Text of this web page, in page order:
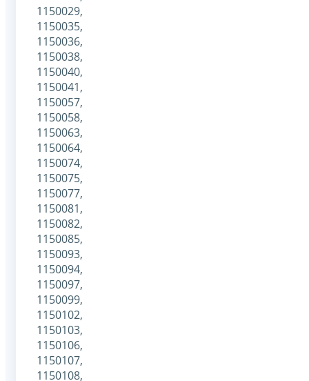
1150029,
1150035,
1150036,
1150038,
1150040,
1150041,
1150057,
1150058,
1150063,
1150064,
1150074,
1150075,
1150077,
1150081,
1150082,
1150085,
1150093,
1150094,
1150097,
1150099,
1150102,
1150103,
1150106,
1150107,
1150108,